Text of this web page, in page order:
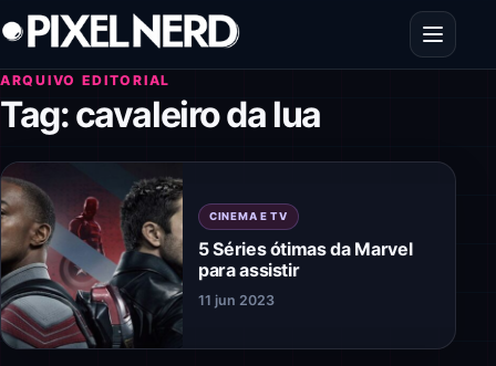
Pular para o conteúdo
Abrir
ARQUIVO EDITORIAL
Tag:cavaleiro da lua
CINEMA E TV
5 Séries ótimas da Marvel
para assistir
11 jun 2023